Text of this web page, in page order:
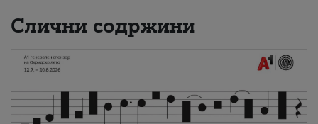
Слични содржини